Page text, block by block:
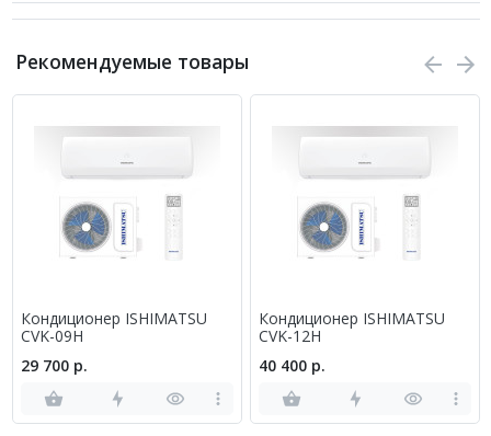
Рекомендуемые товары
Кондиционер ISHIMATSU
CVK-09H
29 700 р.
Кондиционер ISHIMATSU
CVK-12H
40 400 р.